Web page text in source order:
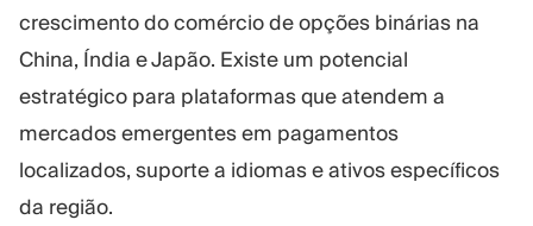
crescimento do comércio de opções binárias na
China, Índia e Japão. Existe um potencial
estratégico para plataformas que atendem a
mercados emergentes em pagamentos
localizados, suporte a idiomas e ativos específicos
da região.